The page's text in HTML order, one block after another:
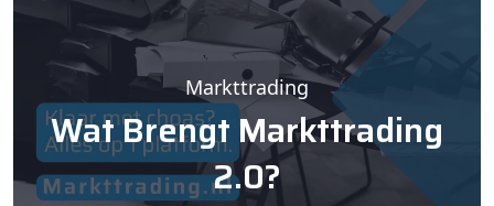
Markttrading
Wat Brengt Markttrading
2.0?